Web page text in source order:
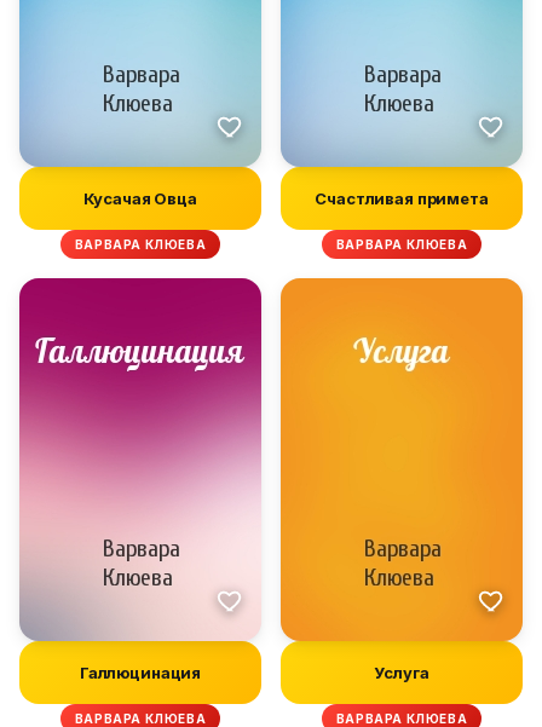
Кусачая Овца
ВАРВАРА КЛЮЕВА
Счастливая примета
ВАРВАРА КЛЮЕВА
Галлюцинация
ВАРВАРА КЛЮЕВА
Услуга
ВАРВАРА КЛЮЕВА